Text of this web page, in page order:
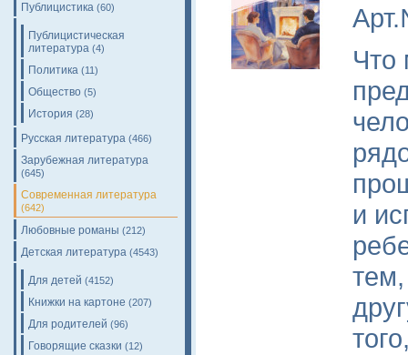
Публицистика (60)
Публицистическая
литература (4)
Политика (11)
Общество (5)
История (28)
Русская литература (466)
Зарубежная литература
(645)
Современная литература
(642)
Любовные романы (212)
Детская литература (4543)
Для детей (4152)
Книжки на картоне (207)
Для родителей (96)
Говорящие сказки (12)
Что
и